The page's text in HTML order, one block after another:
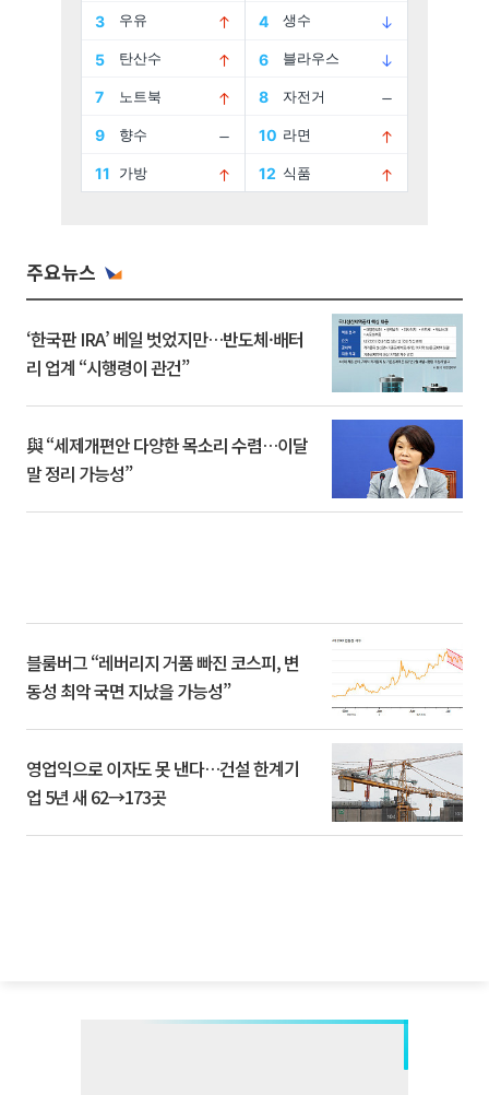
주요뉴스
‘한국판 IRA’ 베일 벗었지만…반도체·배터
리 업계 “시행령이 관건”
與 “세제개편안 다양한 목소리 수렴…이달
말 정리 가능성”
블룸버그 “레버리지 거품 빠진 코스피, 변
동성 최악 국면 지났을 가능성”
영업익으로 이자도 못 낸다…건설 한계기
업 5년 새 62→173곳